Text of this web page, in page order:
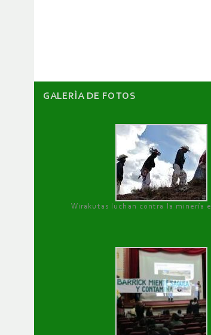
GALERÌA DE FOTOS
Wirakutas luchan contra la minería